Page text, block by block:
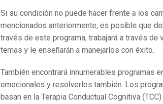
Si su condición no puede hacer frente a los
mencionados anteriormente, es posible que
través de este programa, trabajará a través
temas y le enseñarán a manejarlos con éxito.
También encontrará innumerables programas
emocionales y resolverlos también. Los
basan en la Terapia Conductual Cognitiva